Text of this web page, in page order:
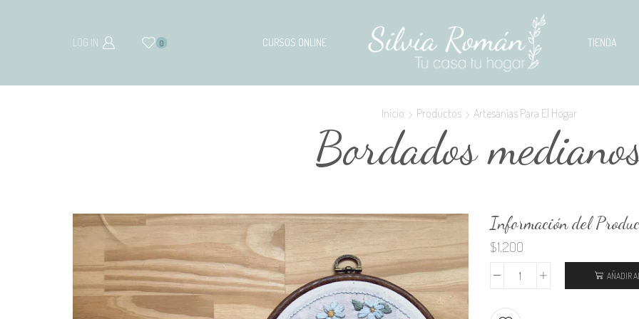
LOG IN 0 CURSOS ONLINE TIENDA
Inicio Productos Artesanías Para El Hogar
Bordados
Información del
$1,200
Bordados
AÑADIR